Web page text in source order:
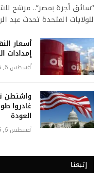
“سائق أجرة بمصر”.. مرشح
للولايات المتحدة تحدث عبد
أسعار
إمدادات
أغسطس 6, 2026
واشنطن
غادروا
العودة
أغسطس 6, 2026
إتبعنا